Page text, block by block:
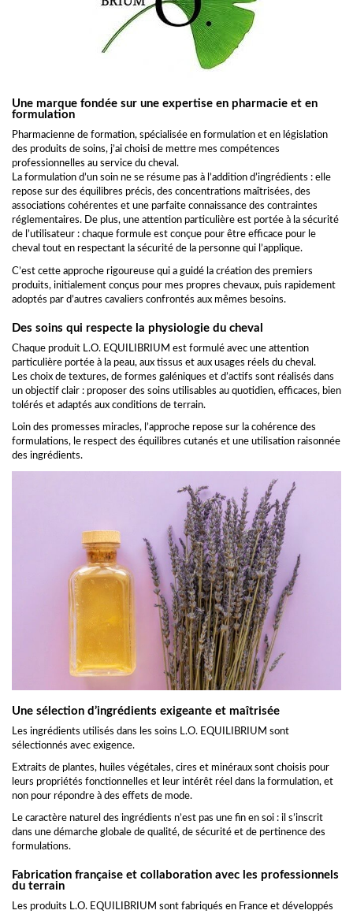
Une marque fondée sur une expertise en pharmacie et en
formulation
Pharmacienne de formation, spécialisée en formulation et en législation
des produits de soins, j’ai choisi de mettre mes compétences
professionnelles au service du cheval.
La formulation d’un soin ne se résume pas à l’addition d’ingrédients : elle
repose sur des équilibres précis, des concentrations maîtrisées, des
associations cohérentes et une parfaite connaissance des contraintes
réglementaires. De plus, une attention particulière est portée à la sécurité
de l’utilisateur : chaque formule est conçue pour être efficace pour le
cheval tout en respectant la sécurité de la personne qui l’applique.
C’est cette approche rigoureuse qui a guidé la création des premiers
produits, initialement conçus pour mes propres chevaux, puis rapidement
adoptés par d’autres cavaliers confrontés aux mêmes besoins.
Des soins qui respecte la physiologie du cheval
Chaque produit L.O. EQUILIBRIUM est formulé avec une attention
particulière portée à la peau, aux tissus et aux usages réels du cheval.
Les choix de textures, de formes galéniques et d’actifs sont réalisés dans
un objectif clair : proposer des soins utilisables au quotidien, efficaces, bien
tolérés et adaptés aux conditions de terrain.
Loin des promesses miracles, l’approche repose sur la cohérence des
formulations, le respect des équilibres cutanés et une utilisation raisonnée
des ingrédients.
Une sélection d’ingrédients exigeante et maîtrisée
Les ingrédients utilisés dans les soins L.O. EQUILIBRIUM sont
sélectionnés avec exigence.
Extraits de plantes, huiles végétales, cires et minéraux sont choisis pour
leurs propriétés fonctionnelles et leur intérêt réel dans la formulation, et
non pour répondre à des effets de mode.
Le caractère naturel des ingrédients n’est pas une fin en soi : il s’inscrit
dans une démarche globale de qualité, de sécurité et de pertinence des
formulations.
Fabrication française et collaboration avec les professionnels
du terrain
Les produits L.O. EQUILIBRIUM sont fabriqués en France et développés